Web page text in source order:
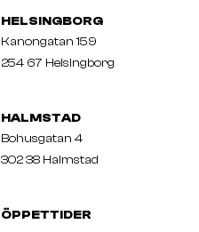
HELSINGBORG
Kanongatan 159
254 67 Helsingborg
HALMSTAD
Bohusgatan 4
302 38 Halmstad
ÖPPETTIDER